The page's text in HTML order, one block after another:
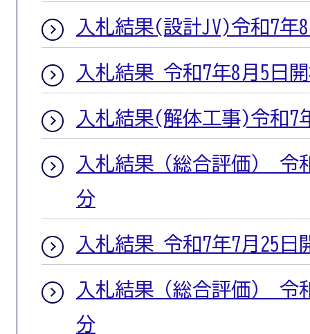
入札結果(設計JV)令和7年
入札結果 令和7年8月5日
入札結果(解体工事)令和7
入札結果（総合評価） 令
分
入札結果 令和7年7月25日
入札結果（総合評価） 令
分